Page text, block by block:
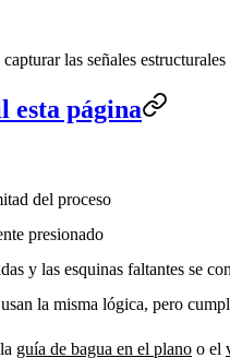
las señales estructurales
esta página
del proceso
presionado
y las esquinas faltantes se
usan la misma lógica, pero
guía de bagua en el plano o el